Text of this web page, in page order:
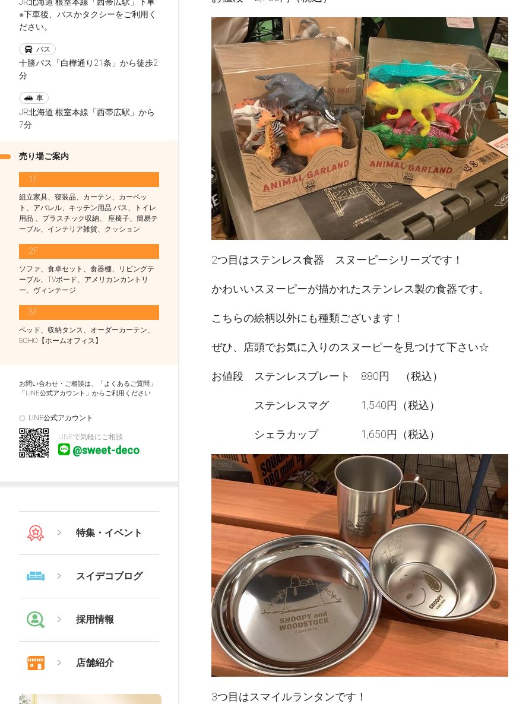
※下車後、バスかタクシーをご利用く
ださい。
バス
十勝バス「白樺通り21条」から徒歩2
分
車
JR北海道 根室本線「西帯広駅」から
7分
売り場ご案内
1F
組立家具、寝装品、カーテン、カーペッ
ト、アパレル、キッチン用品 バス、トイレ
用品 、プラスチック収納、 座椅子、簡易テ
ーブル、インテリア雑貨、クッション
2F
ソファ、食卓セット、食器棚、リビングテ
ーブル、TVボード、アメリカンカントリ
ー、ヴィンテージ
3F
ベッド、収納タンス、オーダーカーテン、
SOHO【ホームオフィス】
お問い合わせ・ご相談は、「よくあるご質問」
「LINE公式アカウント」からご利用ください
LINE公式アカウント
LINEで気軽にご相談
@sweet-deco
特集・イベント
スイデコブログ
採用情報
店舗紹介
2つ目はステンレス食器 スヌーピーシリーズです！
かわいいスヌーピーが描かれたステンレス製の食器です。
こちらの絵柄以外にも種類ございます！
ぜひ、店頭でお気に入りのスヌーピーを見つけて下さい☆
お値段 ステンレスプレート 880円 （税込）
ステンレスマグ 1,540円（税込）
シェラカップ 1,650円（税込）
3つ目はスマイルランタンです！